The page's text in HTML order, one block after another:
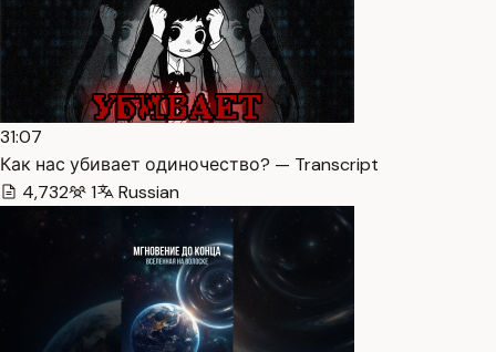
31:07
Как нас убивает одиночество? — Transcript
4,732
1 Russian